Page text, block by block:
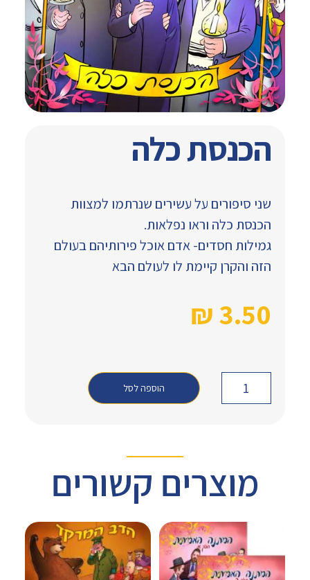
הכנסת כלה
שני סיפורים על עשירים שנרתמו למצוות
הכנסת כלה וראו נפלאות.
גמילות חסדים- אדם אוכל פירותיהם בעולם
הזה והקרן קיימת לו לעולם הבא
₪3.50
הוספה לסל
מוצרים קשורים